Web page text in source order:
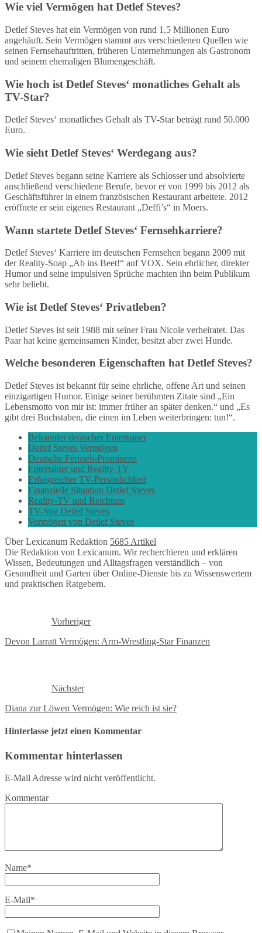
Wie viel Vermögen hat Detlef Steves?
Detlef Steves hat ein Vermögen von rund 1,5 Millionen Euro
angehäuft. Sein Vermögen stammt aus verschiedenen Quellen wie
seinen Fernsehauftritten, früheren Unternehmungen als Gastronom
und seinem ehemaligen Blumengeschäft.
Wie hoch ist Detlef Steves‘ monatliches Gehalt als
TV-Star?
Detlef Steves‘ monatliches Gehalt als TV-Star beträgt rund 50.000
Euro.
Wie sieht Detlef Steves‘ Werdegang aus?
Detlef Steves begann seine Karriere als Schlosser und absolvierte
anschließend verschiedene Berufe, bevor er von 1999 bis 2012 als
Geschäftsführer in einem französischen Restaurant arbeitete. 2012
eröffnete er sein eigenes Restaurant „Deffi’s“ in Moers.
Wann startete Detlef Steves‘ Fernsehkarriere?
Detlef Steves‘ Karriere im deutschen Fernsehen begann 2009 mit
der Reality-Soap „Ab ins Beet!“ auf VOX. Sein ehrlicher, direkter
Humor und seine impulsiven Sprüche machten ihn beim Publikum
sehr beliebt.
Wie ist Detlef Steves‘ Privatleben?
Detlef Steves ist seit 1988 mit seiner Frau Nicole verheiratet. Das
Paar hat keine gemeinsamen Kinder, besitzt aber zwei Hunde.
Welche besonderen Eigenschaften hat Detlef Steves?
Detlef Steves ist bekannt für seine ehrliche, offene Art und seinen
einzigartigen Humor. Einige seiner berühmten Zitate sind „Ein
Lebensmotto von mir ist: immer früher an später denken.“ und „Es
gibt drei Buchstaben, die einen im Leben weiterbringen: tun!“.
Bekannter deutscher Entertainer
Detlef Steves Vermögen
Deutsche Fernseh-Prominenz
Entertainer und Reality-TV
Erfolgreicher TV-Persönlichkeit
Finanzielle Situation Detlef Steves
Reality-TV und Reichtum
TV-Star Detlef Steves
Vermögen von Detlef Steves
Über Lexicanum Redaktion 5685 Artikel
Die Redaktion von Lexicanum. Wir recherchieren und erklären
Wissen, Bedeutungen und Alltagsfragen verständlich – von
Gesundheit und Garten über Online-Dienste bis zu Wissenswertem
und praktischen Ratgebern.
Vorheriger
Devon Larratt Vermögen: Arm-Wrestling-Star Finanzen
Nächster
Diana zur Löwen Vermögen: Wie reich ist sie?
Hinterlasse jetzt einen Kommentar
Kommentar hinterlassen
E-Mail Adresse wird nicht veröffentlicht.
Kommentar
Name*
E-Mail*